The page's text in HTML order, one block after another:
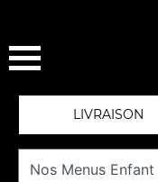
LIVRAISON